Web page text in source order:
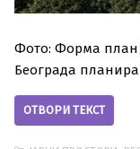
Фото: Форма
Београда
ОТВОРИ ТЕКСТ